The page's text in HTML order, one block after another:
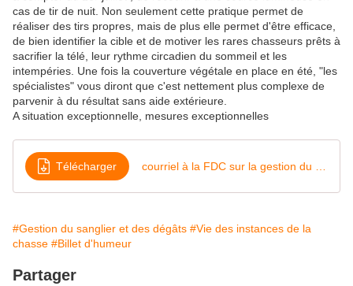
cas de tir de nuit. Non seulement cette pratique permet de
réaliser des tirs propres, mais de plus elle permet d'être efficace,
de bien identifier la cible et de motiver les rares chasseurs prêts à
sacrifier la télé, leur rythme circadien du sommeil et les
intempéries. Une fois la couverture végétale en place en été, "les
spécialistes" vous diront que c'est nettement plus complexe de
parvenir à du résultat sans aide extérieure.
A situation exceptionnelle, mesures exceptionnelles
Télécharger
#Gestion du sanglier et des dégâts #Vie des instances de la
chasse #Billet d'humeur
Partager